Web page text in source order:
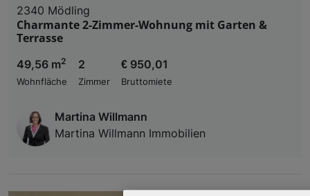
2340 Mödling
Charmante 2-Zimmer-Wohnung mit Garten &
Terrasse
49,56 m2
Wohnfläche
2
Zimmer
€ 950,01
Bruttomiete
Martina Willmann
Martina Willmann Immobilien